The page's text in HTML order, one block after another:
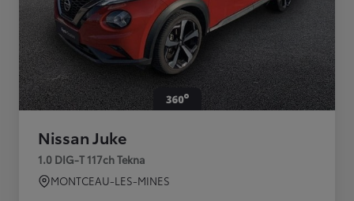
Nissan Juke
1.0 DIG-T 117ch Tekna
MONTCEAU-LES-MINES